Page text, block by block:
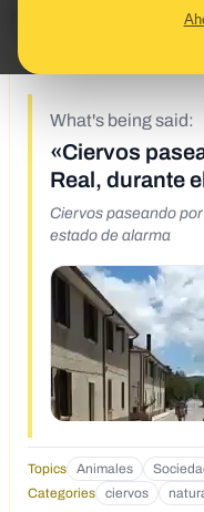
4/7/20
What's being said:
«Ciervos
Real, durante
Ciervos paseando
estado de alarma
Topics Animales
Categories
ciervos